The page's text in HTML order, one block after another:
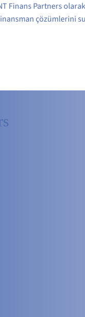
Finans Partners
çözümlerini